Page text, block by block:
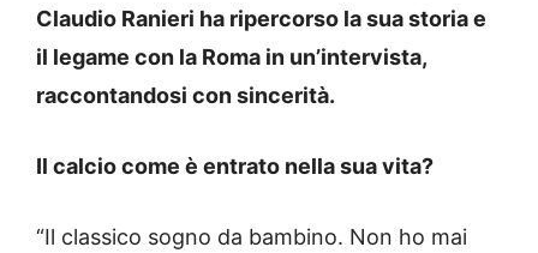
Claudio Ranieri ha ripercorso la sua storia e
il legame con la Roma in un’intervista,
raccontandosi con sincerità.
Il calcio come è entrato nella sua vita?
“Il classico sogno da bambino. Non ho mai